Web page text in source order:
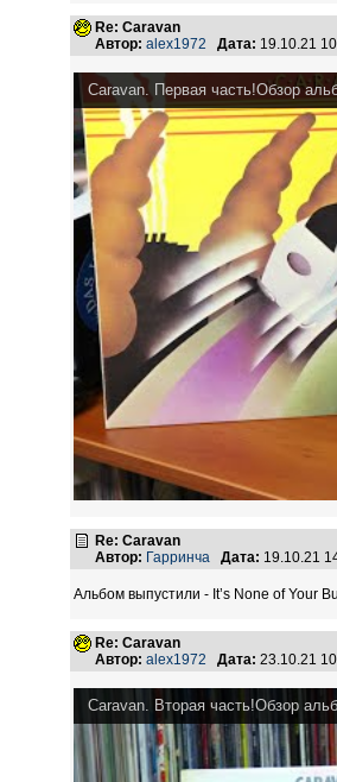
Re: Caravan
Автор: alex1972 Дата: 19.10.21
Caravan. Первая часть!Обзор
Re: Caravan
Автор: Гарринча Дата: 19.10.21
Альбом выпустили - It’s None of Your
Re: Caravan
Автор: alex1972 Дата: 23.10.21
Caravan. Вторая часть!Обзор